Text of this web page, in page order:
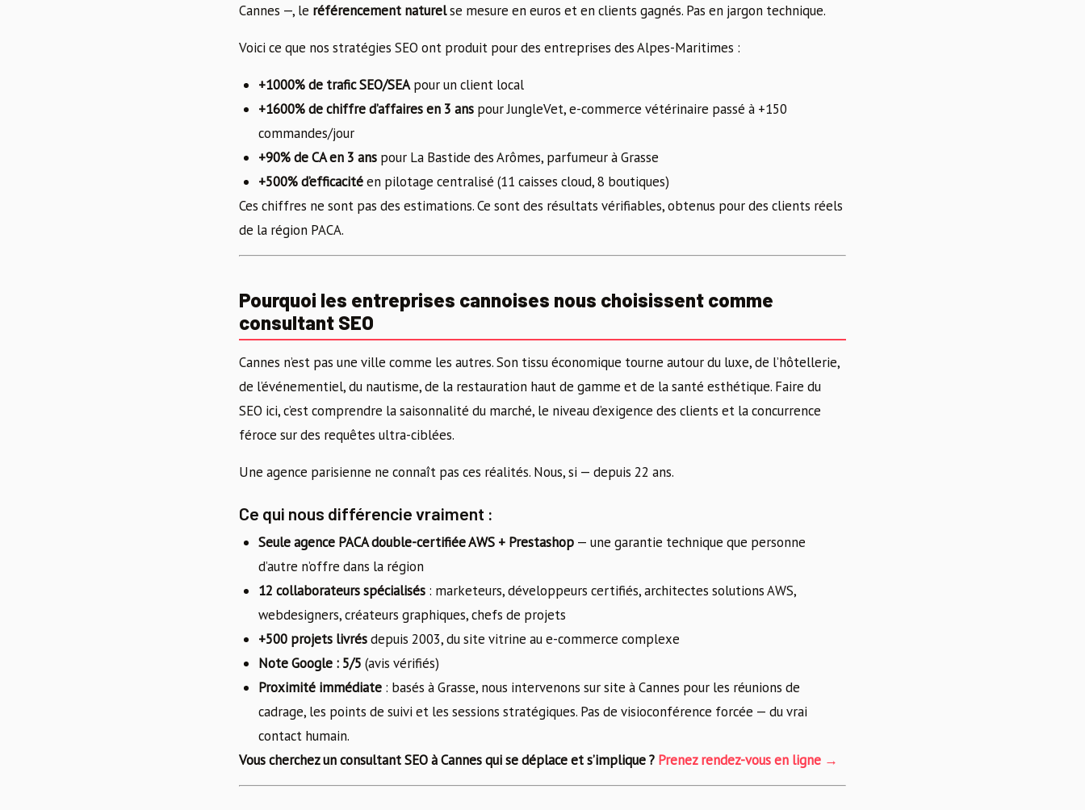
Cannes —, le référencement naturelse mesure en euros et en clients gagnés. Pas en jargon technique.
Voici ce que nos stratégies SEO ont produit pour des entreprises des Alpes-Maritimes :
+1000% de trafic SEO/SEApour un client local
+1600% de chiffre d’affaires en 3 ans pour JungleVet, e-commerce vétérinaire passé à +150
commandes/jour
+90% de CA en 3 ans pour La Bastide des Arômes, parfumeur à Grasse
+500% d’efficacitéen pilotage centralisé (11 caisses cloud, 8 boutiques)
Ces chiffres ne sont pas des estimations. Ce sont des résultats vérifiables, obtenus pour des clients réels
de la région PACA.
Pourquoi les entreprises cannoises nous choisissent comme
consultant SEO
Cannes n’est pas une ville comme les autres. Son tissu économique tourne autour du luxe, de l’hôtellerie,
de l’événementiel, du nautisme, de la restauration haut de gamme et de la santé esthétique. Faire du
SEO ici, c’est comprendre la saisonnalité du marché, le niveau d’exigence des clients et la concurrence
féroce sur des requêtes ultra-ciblées.
Une agence parisienne ne connaît pas ces réalités. Nous, si — depuis 22 ans.
Ce qui nous différencie vraiment :
Seule agence PACA double-certifiée AWS + Prestashop — une garantie technique que personne
d’autre n’offre dans la région
12 collaborateurs spécialisés : marketeurs, développeurs certifiés, architectes solutions AWS,
webdesigners, créateurs graphiques, chefs de projets
+500 projets livrésdepuis 2003, du site vitrine au e-commerce complexe
Note Google : 5/5 (avis vérifiés)
Proximité immédiate : basés à Grasse, nous intervenons sur site à Cannes pour les réunions de
cadrage, les points de suivi et les sessions stratégiques. Pas de visioconférence forcée — du vrai
contact humain.
Vous cherchez un consultant SEO à Cannes qui se déplace et s’implique ? Prenez rendez-vous en ligne →